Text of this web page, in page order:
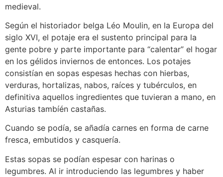
medieval.
Según el historiador belga Léo Moulin, en la Europa del
siglo XVI, el potaje era el sustento principal para la
gente pobre y parte importante para “calentar” el hogar
en los gélidos inviernos de entonces. Los potajes
consistían en sopas espesas hechas con hierbas,
verduras, hortalizas, nabos, raíces y tubérculos, en
definitiva aquellos ingredientes que tuvieran a mano, en
Asturias tambíén castañas.
Cuando se podía, se añadía carnes en forma de carne
fresca, embutidos y casquería.
Estas sopas se podían espesar con harinas o
legumbres. Al ir introduciendo las legumbres y haber